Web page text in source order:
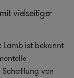
vielseitiger
Lamb ist bekannt
von